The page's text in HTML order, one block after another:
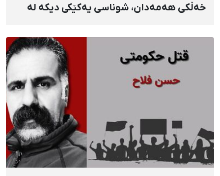
خەڵكی هەمەدان، شوناسی یەکێکی دیکە لە